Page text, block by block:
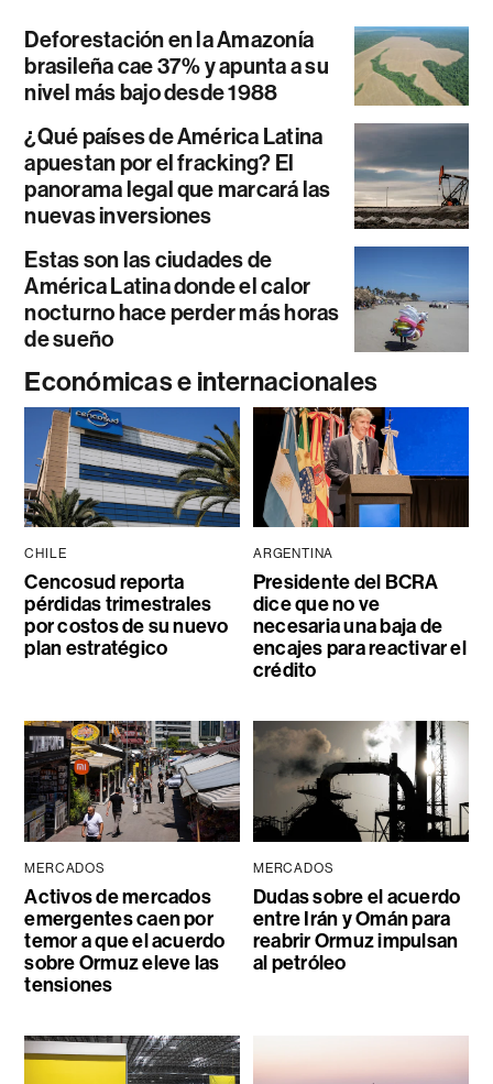
Deforestación en la Amazonía
brasileña cae 37% y apunta a su
nivel más bajo desde 1988
¿Qué países de América Latina
apuestan por el fracking? El
panorama legal que marcará las
nuevas inversiones
Estas son las ciudades de
América Latina donde el calor
nocturno hace perder más horas
de sueño
Económicas e internacionales
CHILE
Cencosud reporta
pérdidas trimestrales
por costos de su nuevo
plan estratégico
ARGENTINA
Presidente del BCRA
dice que no ve
necesaria una baja de
encajes para reactivar el
crédito
MERCADOS
Activos de mercados
emergentes caen por
temor a que el acuerdo
sobre Ormuz eleve las
tensiones
MERCADOS
Dudas sobre el acuerdo
entre Irán y Omán para
reabrir Ormuz impulsan
al petróleo